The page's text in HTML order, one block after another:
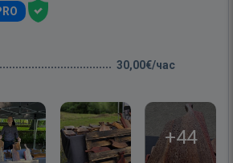
30,00€/час
+44